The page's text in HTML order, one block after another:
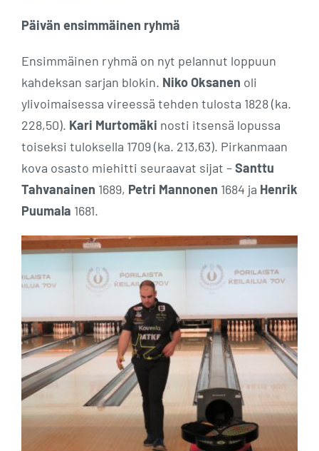
Päivän ensimmäinen ryhmä
Ensimmäinen ryhmä on nyt pelannut loppuun
kahdeksan sarjan blokin. Niko Oksanen oli
ylivoimaisessa vireessä tehden tulosta 1828 (ka.
228,50). Kari Murtomäki nosti itsensä lopussa
toiseksi tuloksella 1709 (ka. 213,63). Pirkanmaan
kova osasto miehitti seuraavat sijat –Santtu
Tahvanainen 1689, Petri Mannonen 1684 ja Henrik
Puumala 1681.